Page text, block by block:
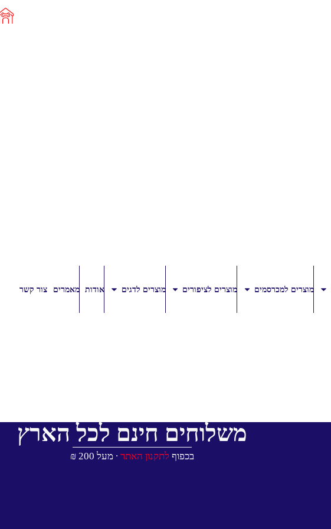
מוצרים למכרסמים מוצרים לציפורים מוצרים לדגים אודות מאמרים צור קשר
משלוחים חינם לכל הארץ
בכפוף לתקנון האתר ∙ מעל 200 ₪